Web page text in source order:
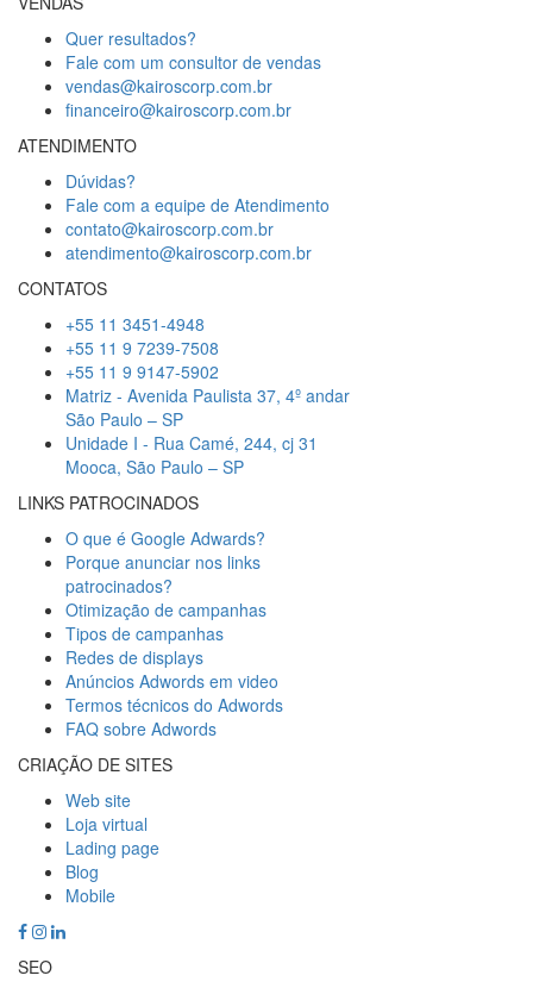
Quer resultados?
Fale com um consultor de vendas
vendas@kairoscorp.com.br
financeiro@kairoscorp.com.br
ATENDIMENTO
Dúvidas?
Fale com a equipe de Atendimento
contato@kairoscorp.com.br
atendimento@kairoscorp.com.br
CONTATOS
+55 11 3451-4948
+55 11 9 7239-7508
+55 11 9 9147-5902
Matriz - Avenida Paulista 37, 4º andar
São Paulo – SP
Unidade I - Rua Camé, 244, cj 31
Mooca, São Paulo – SP
LINKS PATROCINADOS
O que é Google Adwards?
Porque anunciar nos links
patrocinados?
Otimização de campanhas
Tipos de campanhas
Redes de displays
Anúncios Adwords em video
Termos técnicos do Adwords
FAQ sobre Adwords
CRIAÇÃO DE SITES
Web site
Loja virtual
Lading page
Blog
Mobile
SEO